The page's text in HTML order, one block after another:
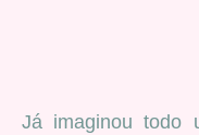
Já imaginou todo